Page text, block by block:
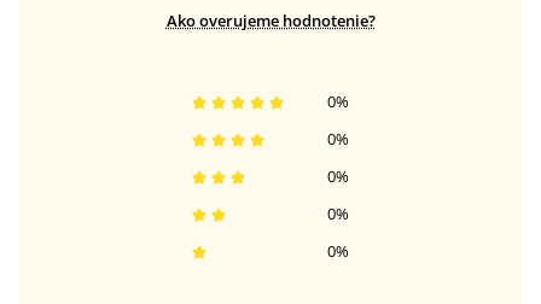
Ako overujeme hodnotenie?
0%
0%
0%
0%
0%